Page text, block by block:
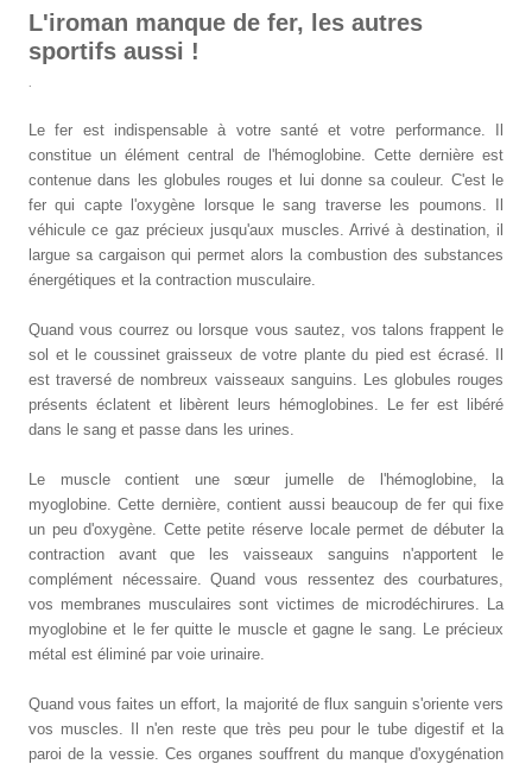
L'iroman manque de fer, les autres
sportifs aussi !
Le fer est indispensable à votre santé et votre performance. Il
constitue un élément central de l'hémoglobine. Cette dernière est
contenue dans les globules rouges et lui donne sa couleur. C'est le
fer qui capte l'oxygène lorsque le sang traverse les poumons. Il
véhicule ce gaz précieux jusqu'aux muscles. Arrivé à destination, il
largue sa cargaison qui permet alors la combustion des substances
énergétiques et la contraction musculaire.
Quand vous courrez ou lorsque vous sautez, vos talons frappent le
sol et le coussinet graisseux de votre plante du pied est écrasé. Il
est traversé de nombreux vaisseaux sanguins. Les globules rouges
présents éclatent et libèrent leurs hémoglobines. Le fer est libéré
dans le sang et passe dans les urines.
Le muscle contient une sœur jumelle de l'hémoglobine, la
myoglobine. Cette dernière, contient aussi beaucoup de fer qui fixe
un peu d'oxygène. Cette petite réserve locale permet de débuter la
contraction avant que les vaisseaux sanguins n'apportent le
complément nécessaire. Quand vous ressentez des courbatures,
vos membranes musculaires sont victimes de microdéchirures. La
myoglobine et le fer quitte le muscle et gagne le sang. Le précieux
métal est éliminé par voie urinaire.
Quand vous faites un effort, la majorité de flux sanguin s'oriente vers
vos muscles. Il n'en reste que très peu pour le tube digestif et la
paroi de la vessie. Ces organes souffrent du manque d'oxygénation